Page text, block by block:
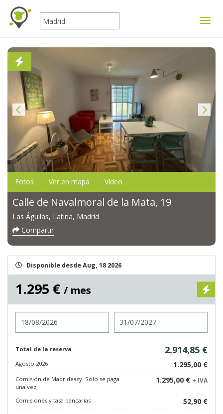
Fotos Ver en mapa Vídeo
Calle de Navalmoral de la Mata, 19
Las Águilas, Latina, Madrid
Compartir
Disponible desde Aug, 18 2026
1.295 € / mes
Total de la reserva 2.914,85 €
Agosto 2026 1.295,00 €
Comisión de Madrideasy. Solo se paga
una vez.
1.295,00 € + IVA
Comisiones y tasa bancarias
52,90 €